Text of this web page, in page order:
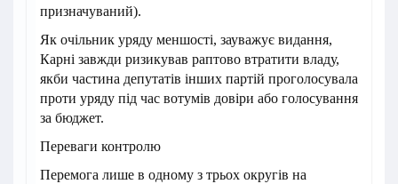
призначуваний).
Як очільник уряду меншості, зауважує видання,
Карні завжди ризикував раптово втратити владу,
якби частина депутатів інших партій проголосувала
проти уряду під час вотумів довіри або голосування
за бюджет.
Переваги контролю
Перемога лише в одному з трьох округів на